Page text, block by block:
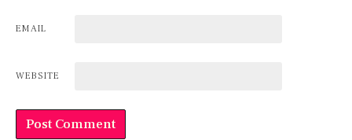
EMAIL
WEBSITE